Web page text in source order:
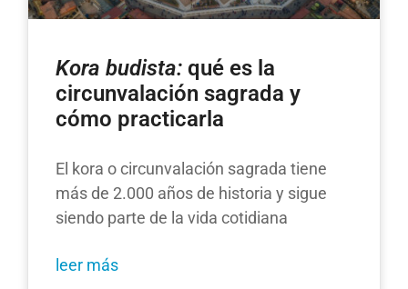
Kora budista: qué es la
circunvalación sagrada y
cómo practicarla
El kora o circunvalación sagrada tiene
más de 2.000 años de historia y sigue
siendo parte de la vida cotidiana
leer más